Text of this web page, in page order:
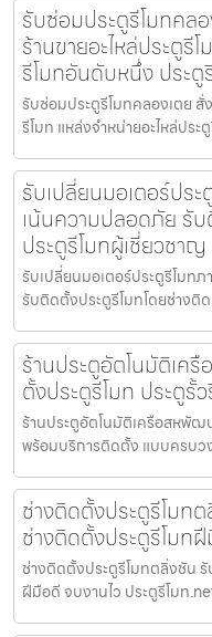
รับซ่อมประตูรีโมทคล
ร้านขายอะไหล่ประตูรี
รีโมทอันดับหนึ่ง ประตู
รับซ่อมประตูรีโมทคลองเตย สั่
รีโมท แหล่งจำหน่ายอะไหล่ปร
รับเปลี่ยนมอเตอร์ปร
เน้นความปลอดภัย รั
ประตูรีโมทผู้เชี่ยวชา
รับเปลี่ยนมอเตอร์ประตูรีโม
รับติดตั้งประตูรีโมทโดยช่างติ
ร้านประตูอัตโนมัติเค
ตั้งประตูรีโมท ประตูรั้
ร้านประตูอัตโนมัติเครือสหพัฒ
พร้อมบริการติดตั้ง แบบครบว
ช่างติดตั้งประตูรีโมท
ช่างติดตั้งประตูรีโมท
ช่างติดตั้งประตูรีโมทตลิ่งชัน
ฝีมือดี จบงานไว ประตูรีโมท